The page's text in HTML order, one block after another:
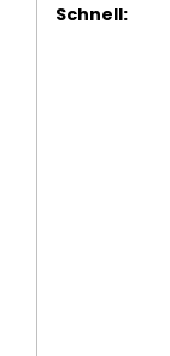
Schnell: